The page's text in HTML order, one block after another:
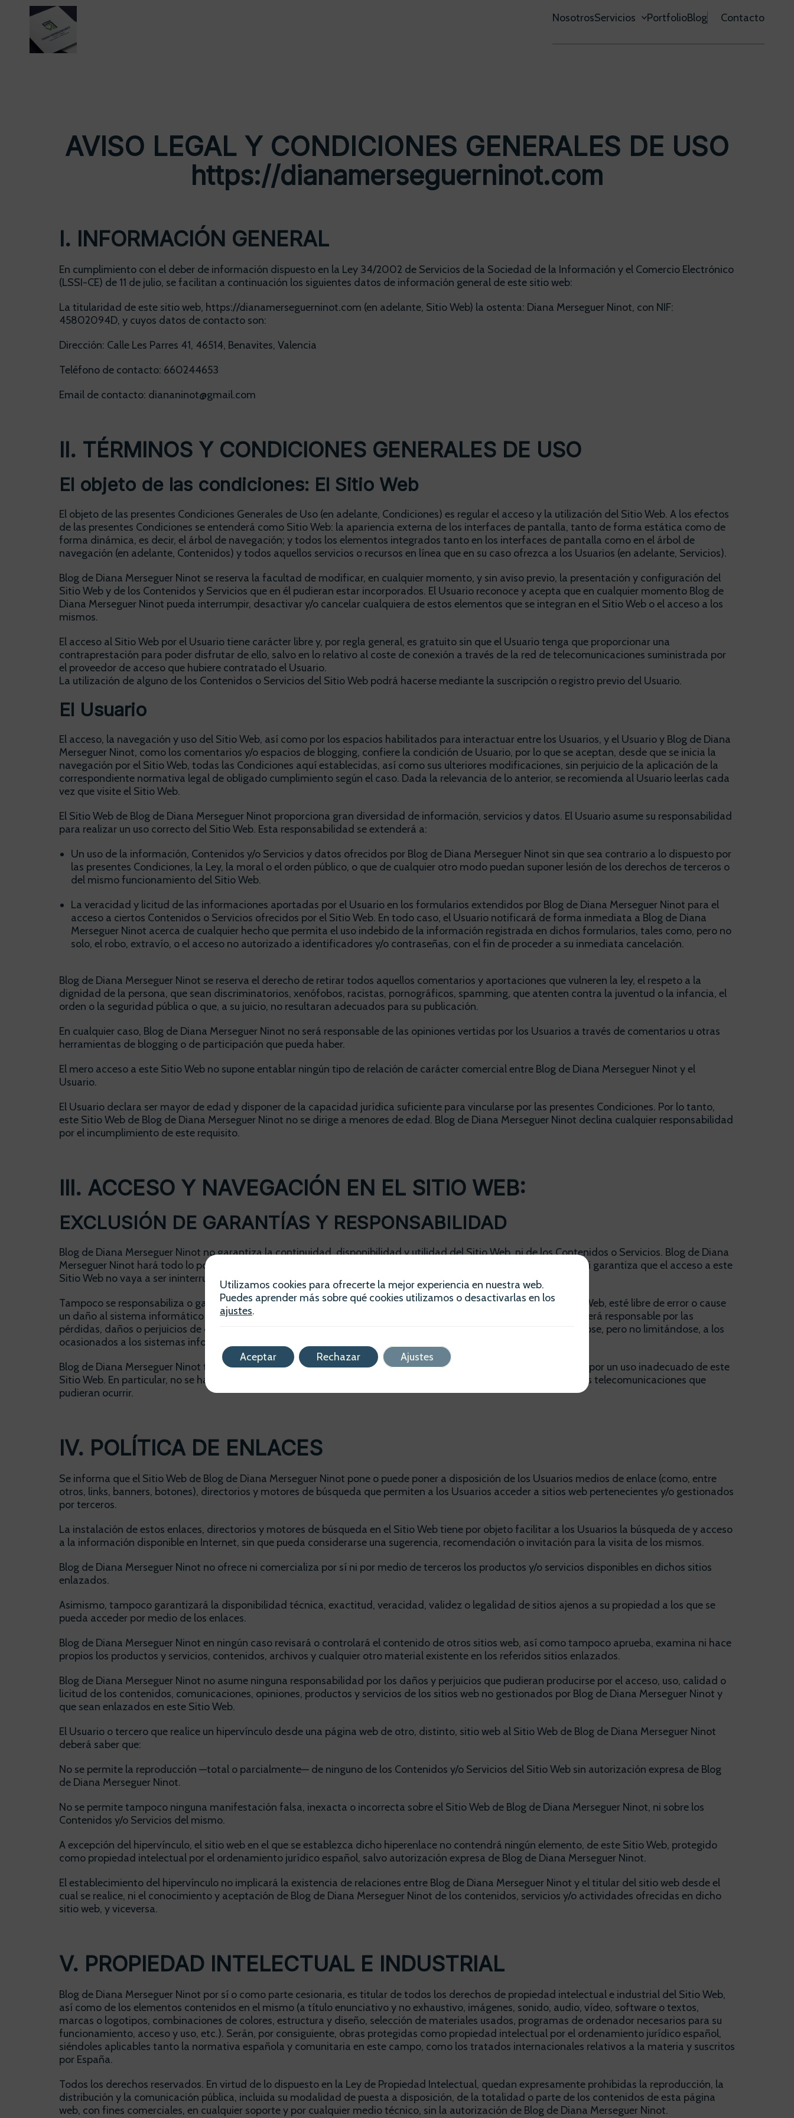
NosotrosServicios PortfolioBlog Contacto
AVISO LEGAL Y CONDICIONES GENERALES DE USO
https://dianamerseguerninot.com
I. INFORMACIÓN GENERAL
En cumplimiento con el deber de información dispuesto en la Ley 34/2002 de Servicios de la Sociedad de la Información y el Comercio Electrónico
(LSSI-CE) de 11 de julio, se facilitan a continuación los siguientes datos de información general de este sitio web:
La titularidad de este sitio web, https://dianamerseguerninot.com (en adelante, Sitio Web) la ostenta: Diana Merseguer Ninot, con NIF:
45802094D, y cuyos datos de contacto son:
Dirección: Calle Les Parres 41, 46514, Benavites, Valencia
Teléfono de contacto: 660244653
Email de contacto: diananinot@gmail.com
II. TÉRMINOS Y CONDICIONES GENERALES DE USO
El objeto de las condiciones: El Sitio Web
El objeto de las presentes Condiciones Generales de Uso (en adelante, Condiciones) es regular el acceso y la utilización del Sitio Web. A los efectos
de las presentes Condiciones se entenderá como Sitio Web: la apariencia externa de los interfaces de pantalla, tanto de forma estática como de
forma dinámica, es decir, el árbol de navegación; y todos los elementos integrados tanto en los interfaces de pantalla como en el árbol de
navegación (en adelante, Contenidos) y todos aquellos servicios o recursos en línea que en su caso ofrezca a los Usuarios (en adelante, Servicios).
Blog de Diana Merseguer Ninot se reserva la facultad de modificar, en cualquier momento, y sin aviso previo, la presentación y configuración del
Sitio Web y de los Contenidos y Servicios que en él pudieran estar incorporados. El Usuario reconoce y acepta que en cualquier momento Blog de
Diana Merseguer Ninot pueda interrumpir, desactivar y/o cancelar cualquiera de estos elementos que se integran en el Sitio Web o el acceso a los
mismos.
El acceso al Sitio Web por el Usuario tiene carácter libre y, por regla general, es gratuito sin que el Usuario tenga que proporcionar una
contraprestación para poder disfrutar de ello, salvo en lo relativo al coste de conexión a través de la red de telecomunicaciones suministrada por
el proveedor de acceso que hubiere contratado el Usuario.
La utilización de alguno de los Contenidos o Servicios del Sitio Web podrá hacerse mediante la suscripción o registro previo del Usuario.
El Usuario
El acceso, la navegación y uso del Sitio Web, así como por los espacios habilitados para interactuar entre los Usuarios, y el Usuario y Blog de Diana
Merseguer Ninot, como los comentarios y/o espacios de blogging, confiere la condición de Usuario, por lo que se aceptan, desde que se inicia la
navegación por el Sitio Web, todas las Condiciones aquí establecidas, así como sus ulteriores modificaciones, sin perjuicio de la aplicación de la
correspondiente normativa legal de obligado cumplimiento según el caso. Dada la relevancia de lo anterior, se recomienda al Usuario leerlas cada
vez que visite el Sitio Web.
El Sitio Web de Blog de Diana Merseguer Ninot proporciona gran diversidad de información, servicios y datos. El Usuario asume su responsabilidad
para realizar un uso correcto del Sitio Web. Esta responsabilidad se extenderá a:
Un uso de la información, Contenidos y/o Servicios y datos ofrecidos por Blog de Diana Merseguer Ninot sin que sea contrario a lo dispuesto por
las presentes Condiciones, la Ley, la moral o el orden público, o que de cualquier otro modo puedan suponer lesión de los derechos de terceros o
del mismo funcionamiento del Sitio Web.
La veracidad y licitud de las informaciones aportadas por el Usuario en los formularios extendidos por Blog de Diana Merseguer Ninot para el
acceso a ciertos Contenidos o Servicios ofrecidos por el Sitio Web. En todo caso, el Usuario notificará de forma inmediata a Blog de Diana
Merseguer Ninot acerca de cualquier hecho que permita el uso indebido de la información registrada en dichos formularios, tales como, pero no
solo, el robo, extravío, o el acceso no autorizado a identificadores y/o contraseñas, con el fin de proceder a su inmediata cancelación.
Blog de Diana Merseguer Ninot se reserva el derecho de retirar todos aquellos comentarios y aportaciones que vulneren la ley, el respeto a la
dignidad de la persona, que sean discriminatorios, xenófobos, racistas, pornográficos, spamming, que atenten contra la juventud o la infancia, el
orden o la seguridad pública o que, a su juicio, no resultaran adecuados para su publicación.
En cualquier caso, Blog de Diana Merseguer Ninot no será responsable de las opiniones vertidas por los Usuarios a través de comentarios u otras
herramientas de blogging o de participación que pueda haber.
El mero acceso a este Sitio Web no supone entablar ningún tipo de relación de carácter comercial entre Blog de Diana Merseguer Ninot y el
Usuario.
El Usuario declara ser mayor de edad y disponer de la capacidad jurídica suficiente para vincularse por las presentes Condiciones. Por lo tanto,
este Sitio Web de Blog de Diana Merseguer Ninot no se dirige a menores de edad. Blog de Diana Merseguer Ninot declina cualquier responsabilidad
por el incumplimiento de este requisito.
III. ACCESO Y NAVEGACIÓN EN EL SITIO WEB:
EXCLUSIÓN DE GARANTÍAS Y RESPONSABILIDAD
Blog de Diana Merseguer Ninot no garantiza la continuidad, disponibilidad y utilidad del Sitio Web, ni de los Contenidos o Servicios. Blog de Diana
Merseguer Ninot hará todo lo posible por el buen funcionamiento del Sitio Web, sin embargo, no se responsabiliza ni garantiza que el acceso a este
Sitio Web no vaya a ser ininterrumpido o que esté libre de error.
Tampoco se responsabiliza o garantiza que el contenido o software al que pueda accederse a través de este Sitio Web, esté libre de error o cause
un daño al sistema informático (software y hardware) del Usuario. En ningún caso Blog de Diana Merseguer Ninot será responsable por las
pérdidas, daños o perjuicios de cualquier tipo que surjan por el acceso, navegación y el uso del Sitio Web, incluyéndose, pero no limitándose, a los
ocasionados a los sistemas informáticos o los provocados por la introducción de virus.
Blog de Diana Merseguer Ninot tampoco se hace responsable de los daños que pudiesen ocasionarse a los usuarios por un uso inadecuado de este
Sitio Web. En particular, no se hace responsable en modo alguno de las caídas, interrupciones, falta o defecto de las telecomunicaciones que
pudieran ocurrir.
IV. POLÍTICA DE ENLACES
Se informa que el Sitio Web de Blog de Diana Merseguer Ninot pone o puede poner a disposición de los Usuarios medios de enlace (como, entre
otros, links, banners, botones), directorios y motores de búsqueda que permiten a los Usuarios acceder a sitios web pertenecientes y/o gestionados
por terceros.
La instalación de estos enlaces, directorios y motores de búsqueda en el Sitio Web tiene por objeto facilitar a los Usuarios la búsqueda de y acceso
a la información disponible en Internet, sin que pueda considerarse una sugerencia, recomendación o invitación para la visita de los mismos.
Blog de Diana Merseguer Ninot no ofrece ni comercializa por sí ni por medio de terceros los productos y/o servicios disponibles en dichos sitios
enlazados.
Asimismo, tampoco garantizará la disponibilidad técnica, exactitud, veracidad, validez o legalidad de sitios ajenos a su propiedad a los que se
pueda acceder por medio de los enlaces.
Blog de Diana Merseguer Ninot en ningún caso revisará o controlará el contenido de otros sitios web, así como tampoco aprueba, examina ni hace
propios los productos y servicios, contenidos, archivos y cualquier otro material existente en los referidos sitios enlazados.
Blog de Diana Merseguer Ninot no asume ninguna responsabilidad por los daños y perjuicios que pudieran producirse por el acceso, uso, calidad o
licitud de los contenidos, comunicaciones, opiniones, productos y servicios de los sitios web no gestionados por Blog de Diana Merseguer Ninot y
que sean enlazados en este Sitio Web.
El Usuario o tercero que realice un hipervínculo desde una página web de otro, distinto, sitio web al Sitio Web de Blog de Diana Merseguer Ninot
deberá saber que:
No se permite la reproducción —total o parcialmente— de ninguno de los Contenidos y/o Servicios del Sitio Web sin autorización expresa de Blog
de Diana Merseguer Ninot.
No se permite tampoco ninguna manifestación falsa, inexacta o incorrecta sobre el Sitio Web de Blog de Diana Merseguer Ninot, ni sobre los
Contenidos y/o Servicios del mismo.
A excepción del hipervínculo, el sitio web en el que se establezca dicho hiperenlace no contendrá ningún elemento, de este Sitio Web, protegido
como propiedad intelectual por el ordenamiento jurídico español, salvo autorización expresa de Blog de Diana Merseguer Ninot.
El establecimiento del hipervínculo no implicará la existencia de relaciones entre Blog de Diana Merseguer Ninot y el titular del sitio web desde el
cual se realice, ni el conocimiento y aceptación de Blog de Diana Merseguer Ninot de los contenidos, servicios y/o actividades ofrecidas en dicho
sitio web, y viceversa.
V. PROPIEDAD INTELECTUAL E INDUSTRIAL
Blog de Diana Merseguer Ninot por sí o como parte cesionaria, es titular de todos los derechos de propiedad intelectual e industrial del Sitio Web,
así como de los elementos contenidos en el mismo (a título enunciativo y no exhaustivo, imágenes, sonido, audio, vídeo, software o textos,
marcas o logotipos, combinaciones de colores, estructura y diseño, selección de materiales usados, programas de ordenador necesarios para su
funcionamiento, acceso y uso, etc.). Serán, por consiguiente, obras protegidas como propiedad intelectual por el ordenamiento jurídico español,
siéndoles aplicables tanto la normativa española y comunitaria en este campo, como los tratados internacionales relativos a la materia y suscritos
por España.
Todos los derechos reservados. En virtud de lo dispuesto en la Ley de Propiedad Intelectual, quedan expresamente prohibidas la reproducción, la
distribución y la comunicación pública, incluida su modalidad de puesta a disposición, de la totalidad o parte de los contenidos de esta página
web, con fines comerciales, en cualquier soporte y por cualquier medio técnico, sin la autorización de Blog de Diana Merseguer Ninot.
Utilizamos cookies para ofrecerte la mejor experiencia en nuestra web.
Puedes aprender más sobre qué cookies utilizamos o desactivarlas en los
ajustes.
Aceptar Rechazar Ajustes